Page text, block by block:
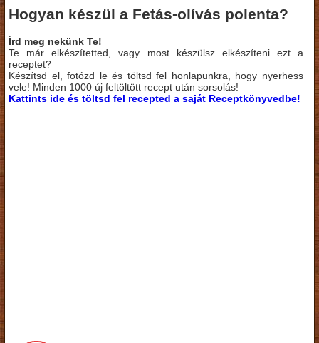
Hogyan készül a Fetás-olívás polenta?
Írd meg nekünk Te!
Te már elkészítetted, vagy most készülsz elkészíteni ezt a
receptet?
Készítsd el, fotózd le és töltsd fel honlapunkra, hogy nyerhess
vele! Minden 1000 új feltöltött recept után sorsolás!
Kattints ide és töltsd fel recepted a saját Receptkönyvedbe!